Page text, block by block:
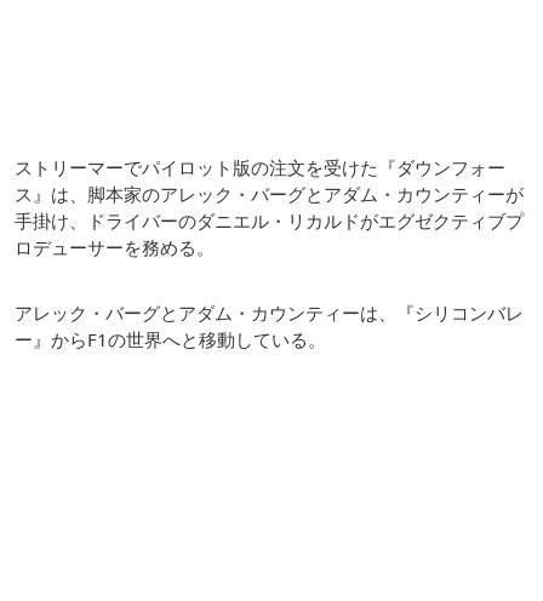
ストリーマーでパイロット版の注文を受けた『ダウンフォー
ス』は、脚本家のアレック・バーグとアダム・カウンティーが
手掛け、ドライバーのダニエル・リカルドがエグゼクティブプ
ロデューサーを務める。
アレック・バーグとアダム・カウンティーは、『シリコンバレ
ー』からF1の世界へと移動している。